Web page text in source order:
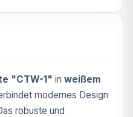
"CTW-1" in weißem
modernes Design
robuste und